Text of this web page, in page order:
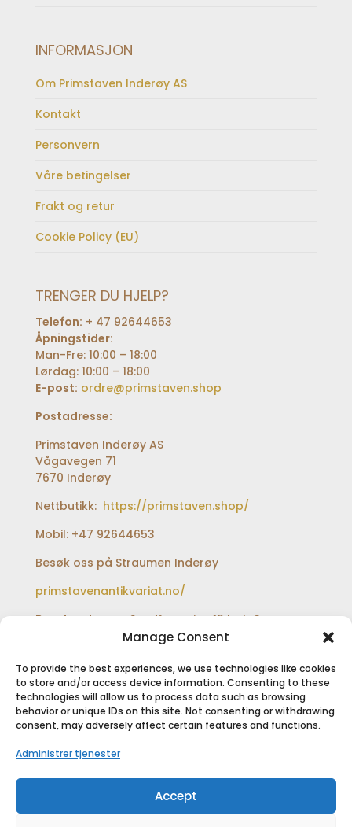
Manage Consent
To provide the best experiences, we use technologies like cookies
to store and/or access device information. Consenting to these
technologies will allow us to process data such as browsing
behavior or unique IDs on this site. Not consenting or withdrawing
consent, may adversely affect certain features and functions.
Administrer tjenester
Accept
INFORMASJON
Om Primstaven Inderøy AS
Kontakt
Personvern
Våre betingelser
Frakt og retur
Cookie Policy (EU)
TRENGER DU HJELP?
Telefon: + 47 92644653
Åpningstider:
Man-Fre: 10:00 – 18:00
Lørdag: 10:00 – 18:00
E-post: ordre@primstaven.shop
Postadresse:
Primstaven Inderøy AS
Vågavegen 71
7670 Inderøy
Nettbutikk: https://primstaven.shop/
Mobil: +47 92644653
Besøk oss på Straumen Inderøy
primstavenantikvariat.no/
Besøksadresse:Sundfærveien 12 bak Coop
extra og Shell bensinstasjon
SIKKER BETALING